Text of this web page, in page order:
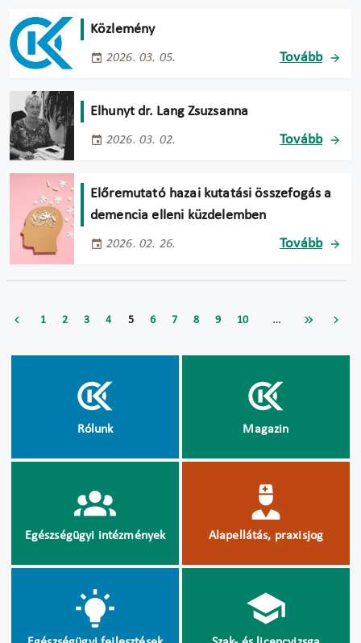
Közlemény
2026. 03. 05. Tovább
Elhunyt dr. Lang Zsuzsanna
2026. 03. 02. Tovább
Előremutató hazai kutatási összefogás a
demencia elleni küzdelemben
2026. 02. 26. Tovább
1 2 3 4 5 6 7 8 9 10 …
Rólunk Magazin
Egészségügyi intézmények Alapellátás, praxisjog